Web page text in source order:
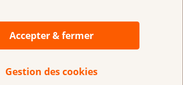
Accepter & fermer
Gestion des cookies
un gros fumeur. En public, on le
avec une cigarette.
d’arrêter une fois ou l’autre, mais